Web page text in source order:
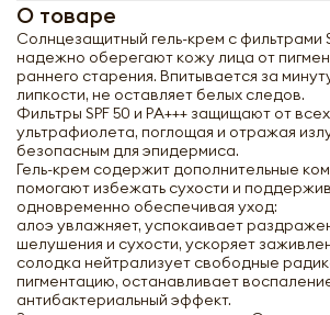
О товаре
Солнцезащитный гель-крем с фильтрами
надежно оберегают кожу лица от
раннего старения. Впитывается за
липкости, не оставляет белых следов.
Фильтры SPF 50 и РА+++ защищают от
ультрафиолета, поглощая и отражая
безопасным для эпидермиса.
Гель-крем содержит дополнительные
помогают избежать сухости и
одновременно обеспечивая уход:
алоэ увлажняет, успокаивает
шелушения и сухости, ускоряет
солодка нейтрализует свободные
пигментацию, останавливает
антибактериальный эффект.